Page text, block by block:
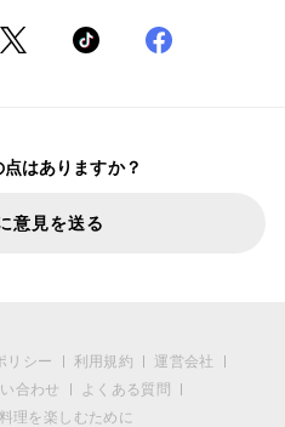
はありますか？
意見を送る
リシー 利用規約
運営会社
合わせ
よくある質問
理を楽しむために